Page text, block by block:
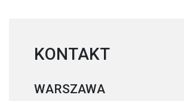
KONTAKT
WARSZAWA